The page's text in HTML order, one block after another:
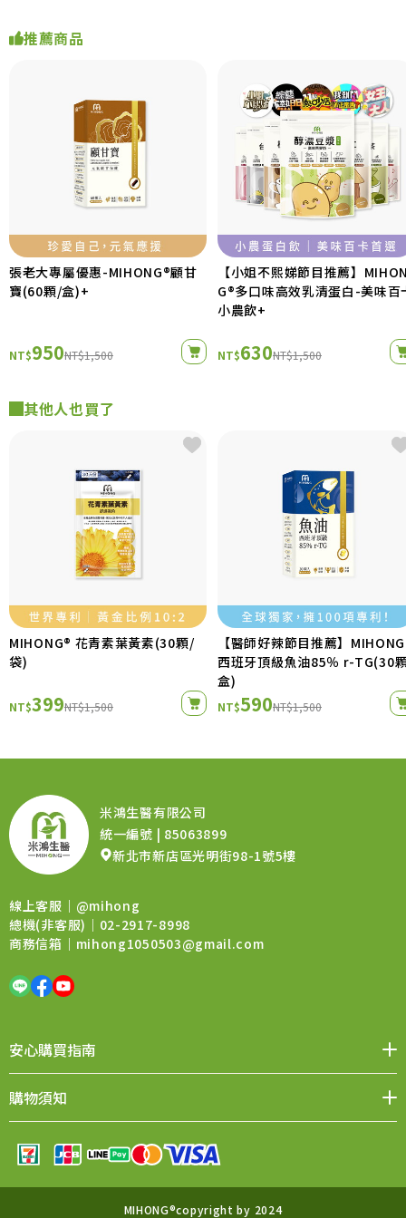
推薦商品
張老大專屬優惠-MIHONG®顧甘
寶(60顆/盒)+
NT$950NT$1,500
【小姐不熙娣節目推薦】
G®多口味高效乳清蛋白-美味百
小農飲+
NT$630NT$1,500
其他人也買了
MIHONG® 花青素葉黃素(30顆/
袋)
NT$399NT$1,500
【醫師好辣節目推薦】
西班牙頂級魚油85％ r-TG(30
盒)
NT$590NT$1,500
線上客服｜ @mihong
總機(非客服)｜02-2917-8998
商務信箱｜ mihong1050503@gmail.com
米鴻生醫有限公司
統一編號 | 85063899
新北市新店區光明街98-1號5樓
安心購買指南
購物須知
MIHONG®copyright by 2024